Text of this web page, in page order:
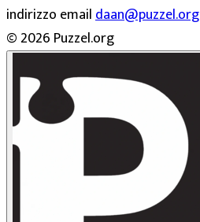
indirizzo emaildaan@puzzel.org
© 2026 Puzzel.org